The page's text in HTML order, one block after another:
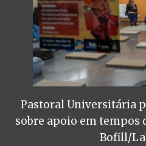
Pastoral Universitária
sobre apoio em tempos
Bofill/